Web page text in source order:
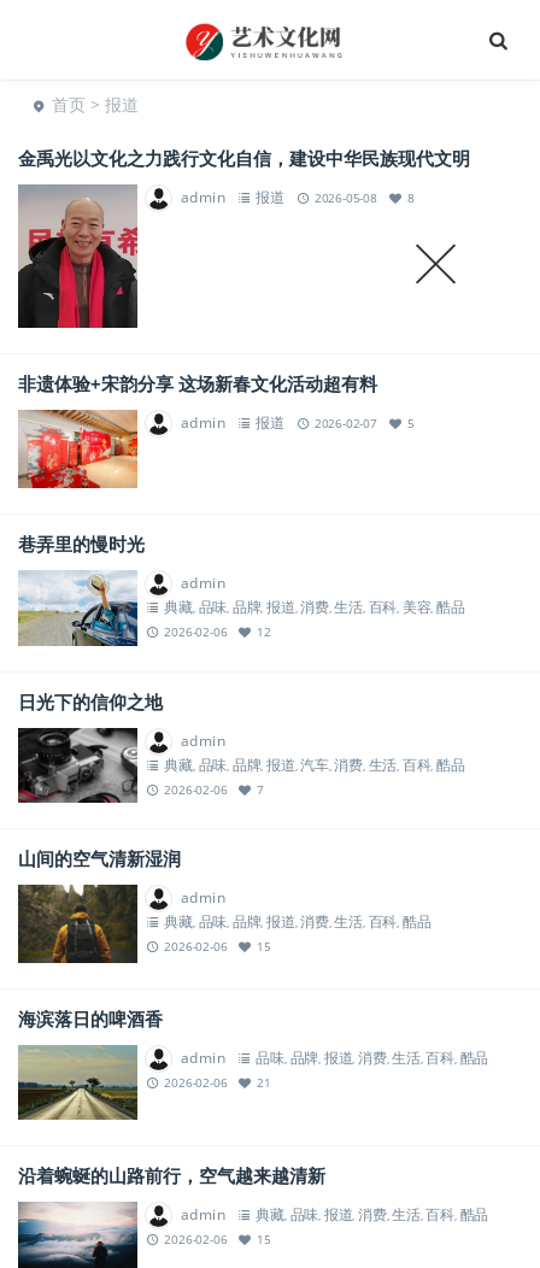
首页 > 报道
金禹光以文化之力践行文化自信，建设中华民族现代文明
admin 报道 2026-05-08 8
非遗体验+宋韵分享 这场新春文化活动超有料
admin 报道 2026-02-07 5
巷弄里的慢时光
admin
典藏, 品味, 品牌, 报道,消费,生活, 百科, 美容,酷品
2026-02-06 12
日光下的信仰之地
admin
典藏, 品味 品牌, 报道 ,汽车,消费 生活 百科,酷品
2026-02-06 7
山间的空气清新湿润
admin
典藏, 品味 品牌, 报道 ,消费,生活 百科 酷品
2026-02-06 15
海滨落日的啤酒香
admin 品味, 品牌, 报道, 消费,生活,百科, 酷品
2026-02-06 21
沿着蜿蜒的山路前行，空气越来越清新
admin 典藏, 品味, 报道, 消费,生活,百科, 酷品
2026-02-06 15